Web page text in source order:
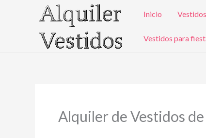
Inicio
Vestidos para
Alquiler de Vestidos